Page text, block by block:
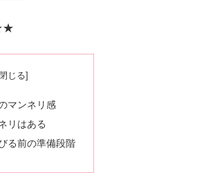
マンネリ感
リはある
る前の準備段階